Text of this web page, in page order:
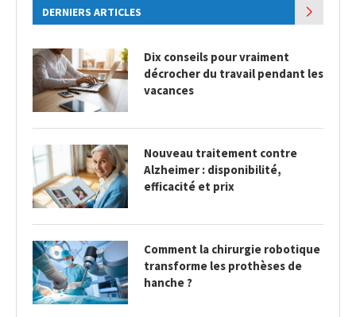
DERNIERS ARTICLES
Dix conseils pour vraiment
décrocher du travail pendant les
vacances
Nouveau traitement contre
Alzheimer : disponibilité,
efficacité et prix
Comment la chirurgie robotique
transforme les prothèses de
hanche ?